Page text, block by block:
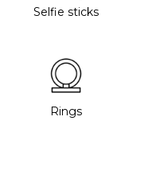
Selfie sticks
Rings